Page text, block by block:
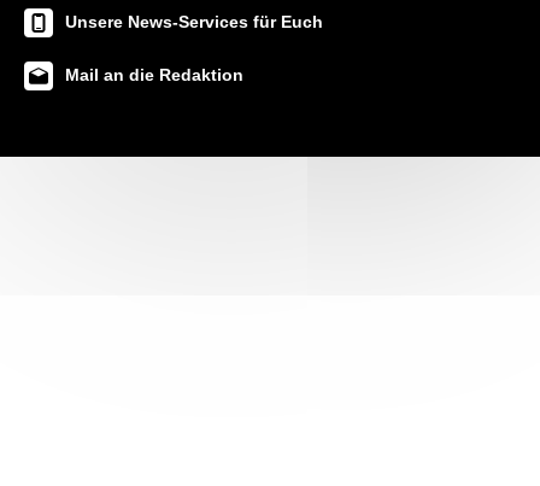
Unsere News-Services für Euch
Mail an die Redaktion